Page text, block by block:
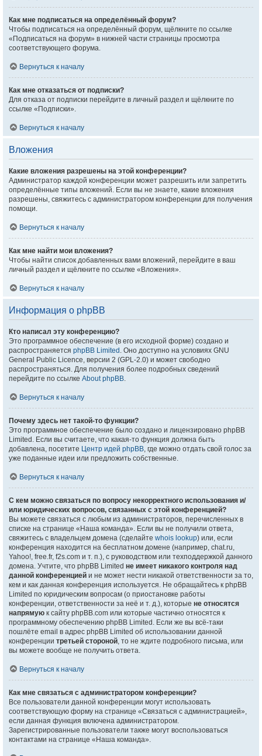
Как мне подписаться на определённый форум?
Чтобы подписаться на определённый форум, щёлкните по ссылке
«Подписаться на форум» в нижней части страницы просмотра
соответствующего форума.
Вернуться к началу
Как мне отказаться от подписки?
Для отказа от подписки перейдите в личный раздел и щёлкните по
ссылке «Подписки».
Вернуться к началу
Вложения
Какие вложения разрешены на этой конференции?
Администратор каждой конференции может разрешить или запретить
определённые типы вложений. Если вы не знаете, какие вложения
разрешены, свяжитесь с администратором конференции для получения
помощи.
Вернуться к началу
Как мне найти мои вложения?
Чтобы найти список добавленных вами вложений, перейдите в ваш
личный раздел и щёлкните по ссылке «Вложения».
Вернуться к началу
Информация о phpBB
Кто написал эту конференцию?
Это программное обеспечение (в его исходной форме) создано и
распространяется phpBB Limited . Оно доступно на условиях GNU
General Public Licence, версии 2 (GPL-2.0) и может свободно
распространяться. Для получения более подробных сведений
перейдите по ссылке About phpBB.
Вернуться к началу
Почему здесь нет такой-то функции?
Это программное обеспечение было создано и лицензировано phpBB
Limited. Если вы считаете, что какая-то функция должна быть
добавлена, посетите Центр идей phpBB, где можно отдать свой голос за
уже поданные идеи или предложить собственные.
Вернуться к началу
С кем можно связаться по вопросу некорректного использования и/
или юридических вопросов, связанных с этой конференцией?
Вы можете связаться с любым из администраторов, перечисленных в
списке на странице «Наша команда». Если вы не получили ответа,
свяжитесь с владельцем домена (сделайте whois lookup) или, если
конференция находится на бесплатном домене (например, chat.ru,
Yahoo!, free.fr, f2s.com и т. п.), с руководством или техподдержкой данного
домена. Учтите, что phpBB Limited не имеет никакого контроля над
данной конференцией и не может нести никакой ответственности за то,
кем и как данная конференция используется. Не обращайтесь к phpBB
Limited по юридическим вопросам (о приостановке работы
конференции, ответственности за неё и т. д.), которые не относятся
напрямую к сайту phpBB.com или которые частично относятся к
программному обеспечению phpBB Limited. Если же вы всё-таки
пошлёте email в адрес phpBB Limited об использовании данной
конференции третьей стороной, то не ждите подробного письма, или
вы можете вообще не получить ответа.
Вернуться к началу
Как мне связаться с администратором конференции?
Все пользователи данной конференции могут использовать
соответствующую форму на странице «Связаться с администрацией»,
если данная функция включена администратором.
Зарегистрированные пользователи также могут воспользоваться
контактами на странице «Наша команда».